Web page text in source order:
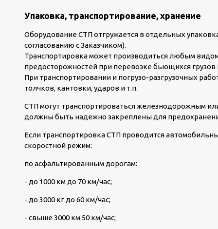
Упаковка, транспортирование, хранение
Оборудование СТП отгружается в отдельных
согласованию с Заказчиком).
Транспортировка может производиться любым
предосторожностей при перевозке бьющихся грузов
При транспортировании и погрузо-разгрузочных
толчков, кантовки, ударов и т.п.
СТП могут транспортироваться железнодорожным
должны быть надежно закреплены для
Если транспортировка СТП проводится
скоростной режим:
по асфальтированным дорогам:
- до 1000 км до 70 км/час;
- до 3000 кг до 60 км/час;
- свыше 3000 км 50 км/час;